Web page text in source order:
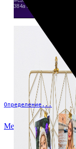
Определение...
Меню